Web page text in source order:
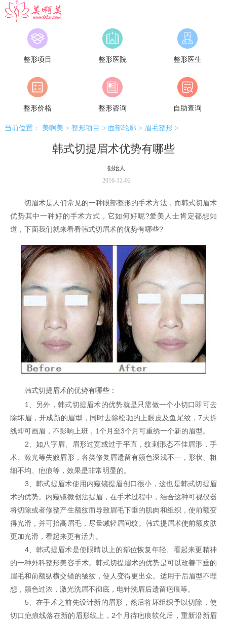
美啊美
整形项目 整形医院 整形医生
整形价格 整形咨询 自助查询
当前位置： 美啊美 > 整形项目 > 面部轮廓 > 眉毛整形>
韩式切提眉术优势有哪些
创始人
2016-12-02
切眉术是人们常见的一种眼部整形的手术方法，而韩式切眉术
优势其中一种好的手术方式，它如何好呢?爱美人士肯定都想知
道，下面我们就来看看韩式切眉术的优势有哪些?
韩式切提眉术的优势有哪些：
1、另外，韩式切提眉术的优势就是只需做一个小切口即可去
除坏眉，开成新的眉型，同时去除松驰的上眼皮及鱼尾纹，7天拆
线即可画眉，不影响上班，1个月至3个月可重绣一个新的眉型。
2、如八字眉、眉形过宽或过于平直，纹刺形态不佳眉形，手
术、激光等失败眉形，各类修复眉遗留有颜色深浅不一，形状、粗
细不均、疤痕等，效果是非常明显的。
3、韩式提眉术使用内窥镜提眉创口很小，这也是韩式切提眉
术的优势。内窥镜微创法提眉，在手术过程中，结合这种可视仪器
将切除或者修整产生额纹而导致眉毛下垂的肌肉和组织，使前额变
得光滑，并可抬高眉毛，尽量减轻眉间纹。韩式提眉术使前额皮肤
更加光滑，看起来更有活力。
4、韩式提眉术是使眼睛以上的部位恢复年轻、看起来更精神
的一种外科整形美容手术。韩式切提眉术的优势是可以改善下垂的
眉毛和前额纵横交错的皱纹，使人变得更出众。适用于后眉型不理
想，颜色过浓，激光洗眉不彻底，电针洗眉后遗留疤痕等。
5、在手术之前先设计新的眉形，然后将坏组织予以切除，使
切口疤痕线落在新的眉形线上，2个月待疤痕软化后，重新沿新眉